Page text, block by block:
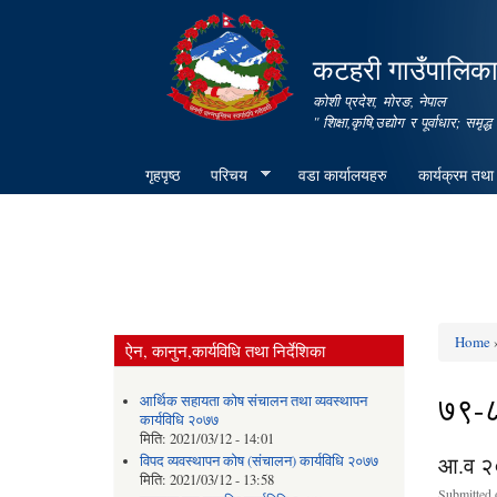
कटहरी
कोशी प्रदेश, मोरङ, नेपाल
" शिक्षा,कृषि,उद्योग र पूर्वाधार;
गृहपृष्ठ परिचय वडा कार्यालयहरु कार्यक्रम तथा
ऐन, कानुन,कार्यविधि तथा निर्देशिका
आर्थिक सहायता कोष संचालन तथा व्यवस्थापन
कार्यविधि २०७७
मिति: 2021/03/12 - 14:01
विपद व्यवस्थापन कोष (संचालन) कार्यविधि २०७७
मिति: 2021/03/12 - 13:58
You
Home
७९-
आ.व
Submitted